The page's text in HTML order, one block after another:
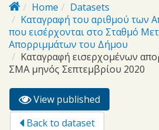
Home
Datasets
Καταγραφή του αριθμού των
που εισέρχονται στο Σταθμό
Απορριμμάτων του Δήμου
Καταγραφή εισερχομένων
ΣΜΑ μηνός Σεπτεμβρίου 2020
Primary tabs
View published
tab)
Back to dataset